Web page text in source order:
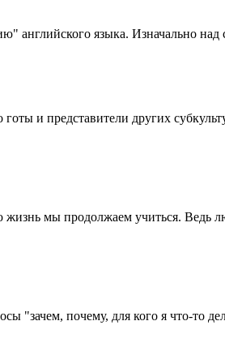
английского языка. Изначально
и представители других
жизнь мы продолжаем учиться.
"зачем, почему, для кого я что-то